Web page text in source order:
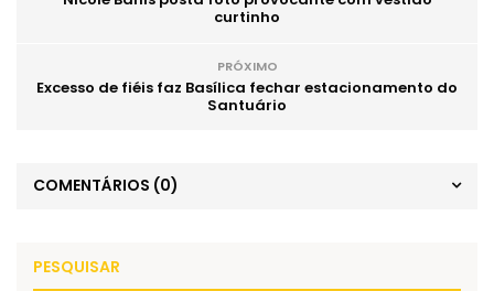
curtinho
PRÓXIMO
Excesso de fiéis faz Basílica fechar estacionamento do
Santuário
COMENTÁRIOS (0)
PESQUISAR